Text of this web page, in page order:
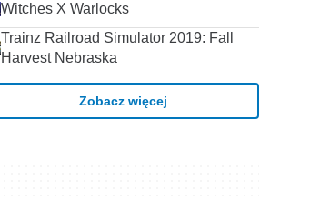
Witches X Warlocks
Trainz Railroad Simulator 2019: Fall
Harvest Nebraska
Zobacz więcej